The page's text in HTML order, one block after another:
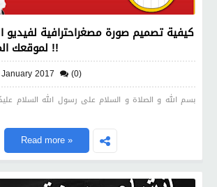
كيفية تصميم صورة مصغراحترافية لفيديو
لموقعك المفضل دون برامج !!
2017 (0)
بسم الله و الصلاة و السلام على رسول الله السلام
Read more »